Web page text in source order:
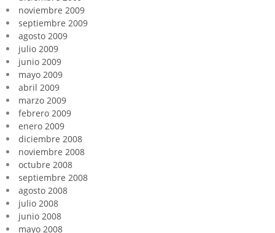
noviembre 2009
septiembre 2009
agosto 2009
julio 2009
junio 2009
mayo 2009
abril 2009
marzo 2009
febrero 2009
enero 2009
diciembre 2008
noviembre 2008
octubre 2008
septiembre 2008
agosto 2008
julio 2008
junio 2008
mayo 2008